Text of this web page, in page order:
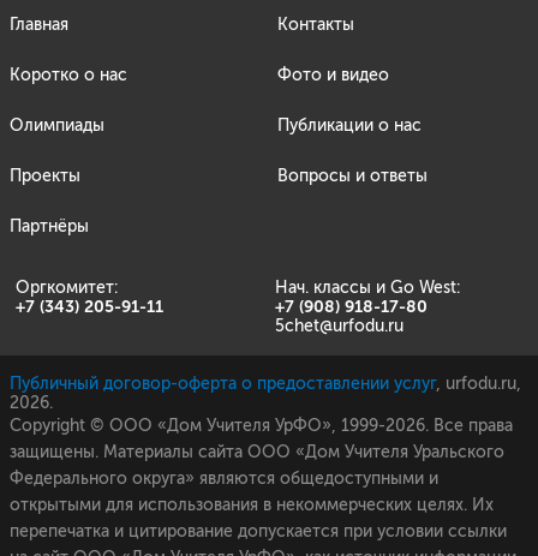
Главная
Коротко о нас
Олимпиады
Проекты
Партнёры
Контакты
Фото и видео
Публикации о нас
Вопросы и ответы
Оргкомитет: Нач. классы и Go West:
+7 (343) 205-91-11 +7 (908) 918-17-80
5chet@urfodu.ru
Публичный договор-оферта о предоставлении услуг, urfodu.ru,
2026.
Copyright © ООО «Дом Учителя УрФО», 1999-2026. Все права
защищены. Материалы сайта ООО «Дом Учителя Уральского
Федерального округа» являются общедоступными и
открытыми для использования в некоммерческих целях. Их
перепечатка и цитирование допускается при условии ссылки